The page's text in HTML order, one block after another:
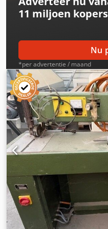
11 miljoen kopers
Nu
*per advertentie / maand